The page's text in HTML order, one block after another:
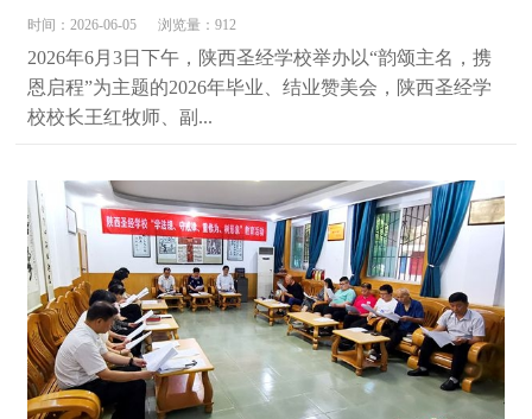
时间：2026-06-05 浏览量：912
2026年6月3日下午，陕西圣经学校举办以“韵颂主名，携
恩启程”为主题的2026年毕业、结业赞美会，陕西圣经学
校校长王红牧师、副...